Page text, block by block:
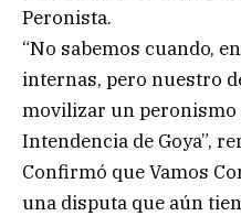
Peronista.
“No sabemos cuando,
internas, pero nuestro
movilizar un
Intendencia de Goya”,
Confirmó que Vamos
una disputa que aún